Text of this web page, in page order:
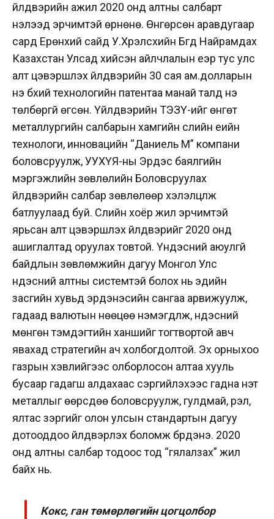
үйлдвэрийн ажил 2020 онд алтны салбарт
нэлээд эрчимтэй өрнөнө. Өнгөрсөн аравдугаар
сард Ерөнхий сайд У.Хүрэлсүхийн Бүгд Найрамдах
Казахстан Улсад хийсэн айлчлалын үеэр тус улс
алт цэвэршүүлэх үйлдвэрийн 30 сая ам.долларын
үнэ бүхий технологийн патентаа манай талд үнэ
төлбөргүй өгсөн. Үйлдвэрийн ТЭЗҮ-ийг өнгөт
металлургийн салбарын хамгийн сүүлийн үеийн
технологи, инновацийн “Даниель М” компани
боловсруулж, УУХҮЯ-ны Эрдэс баялгийн
мэргэжлийн зөвлөлийн Боловсруулах
үйлдвэрийн салбар зөвлөлөөр хэлэлцүүлж
батлуулаад буй. Сүүлийн хоёр жил эрчимтэй
ярьсан алт цэвэршүүлэх үйлдвэрийг 2020 онд
ашиглалтад оруулах товтой. Үндэсний аюулгүй
байдлын зөвлөмжийн дагуу Монгол Улс
үндэсний алтны системтэй болох нь эдийн
засгийн хувьд эрдэнэсийн сангаа арвижуулж,
гадаад валютын нөөцөө нэмэгдүүлж, үндэсний
мөнгөн тэмдэгтийн ханшийг тогтвортой авч
явахад стратегийн ач холбогдолтой. Эх орныхоо
газрын хэвлийгээс олборлосон алтаа хууль
бусаар гадагш алдахаас сэргийлэхээс гадна үнэт
металлыг өөрсдөө боловсруулж, гулдмай, үрэл,
ялтас зэргийг олон улсын стандартын дагуу
дотооддоо үйлдвэрлэх боломж бүрдэнэ. 2020
онд алтны салбар тодоос тод “гялалзах” жил
байх нь.
Кокс, ган төмөрлөгийн цогцолбор